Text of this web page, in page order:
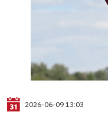
2026-06-09 13:03